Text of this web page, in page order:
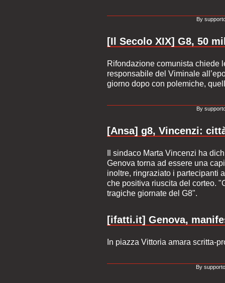
By
[Il Secolo XIX] G8, 50
Rifondazione comunista chiede
responsabile del Viminale
giorno dopo con polemiche,
By
[Ansa] g8, Vincenzi:
Il sindaco Marta Vincenzi ha
Genova torna ad essere una
inoltre, ringraziato i partecipanti
che positiva riuscita del corteo.
tragiche giornate del G8".
[ifatti.it] Genova,
In piazza Vittoria amara scritta-
By